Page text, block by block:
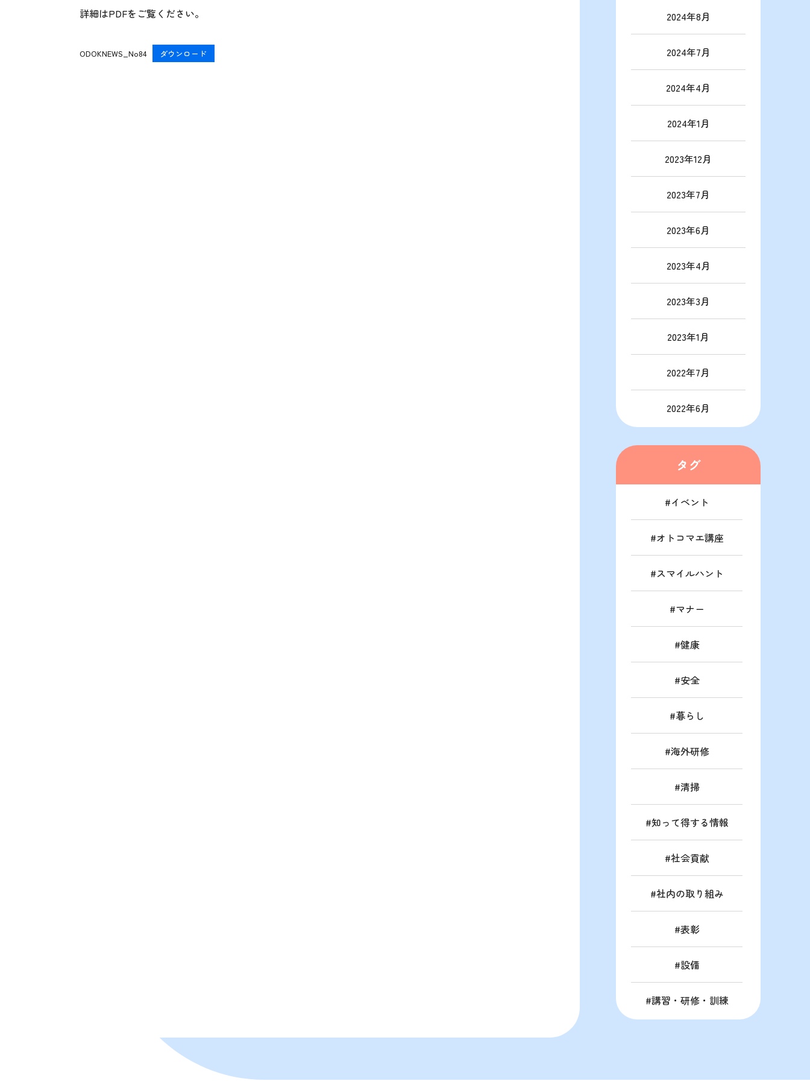
詳細はPDFをご覧ください。
ODOKNEWS_No84 ダウンロード
2024年8月
2024年7月
2024年4月
2024年1月
2023年12月
2023年7月
2023年6月
2023年4月
2023年3月
2023年1月
2022年7月
2022年6月
タグ
イベント
オトコマエ講座
スマイルハント
マナー
健康
安全
暮らし
海外研修
清掃
知って得する情報
社会貢献
社内の取り組み
表彰
設備
講習・研修・訓練